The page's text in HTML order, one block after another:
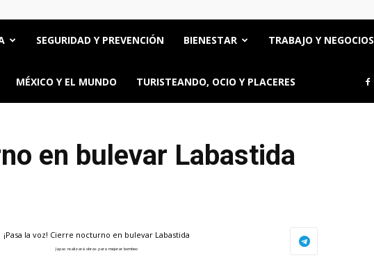
SEGURIDAD Y PREVENCIÓN BIENESTAR TRABAJO Y NEGOCIOS
MÉXICO Y EL MUNDO TURISTEANDO, OCIO Y PLACERES
en bulevar Labastida
¡Pasa la voz! Cierre nocturno en bulevar Labastida
Japac realizará obras para mejorar bombeo